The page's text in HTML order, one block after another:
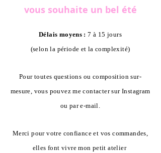
vous souhaite un bel été
Délais moyens : 7 à 15 jours
(selon la période et la complexité)
Pour toutes questions ou composition sur-
mesure, vous pouvez me contacter sur Instagram
ou par e-mail.
Merci pour votre confiance et vos commandes,
elles font vivre mon petit atelier